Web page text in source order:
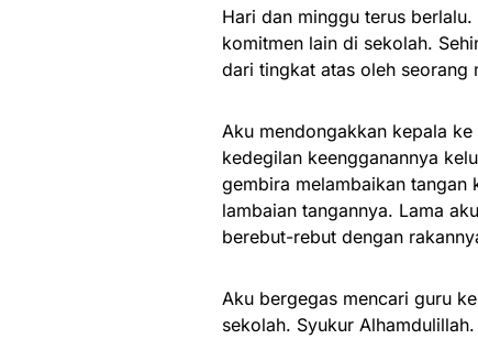
Hari dan minggu terus
komitmen lain di sekolah.
dari tingkat atas oleh seorang
Aku mendongakkan kepala
kedegilan keengganannya
gembira melambaikan tangan
lambaian tangannya. Lama
berebut-rebut dengan
Aku bergegas mencari guru
sekolah. Syukur